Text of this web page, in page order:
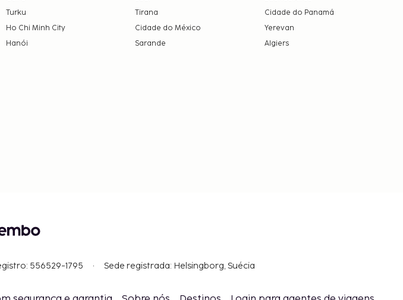
Turku
Tirana
Cidade do Panamá
Ho Chi Minh City
Cidade do México
Yerevan
Hanói
Sarande Algiers
556529-1795 Sede registrada: Helsingborg, Suécia